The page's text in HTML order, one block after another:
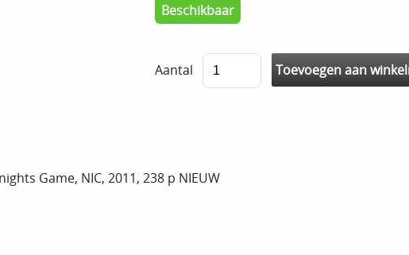
Beschikbaar
Aantal
Game, NIC, 2011, 238 p NIEUW